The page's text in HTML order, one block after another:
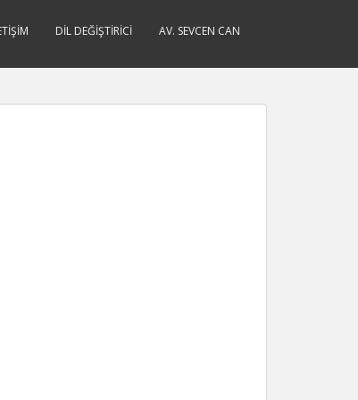
DIL DEĞIŞTIRICI AV. SEVCEN CAN